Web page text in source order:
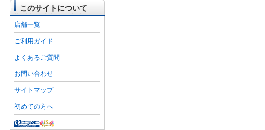
このサイトについて
店舗一覧
ご利用ガイド
よくあるご質問
お問い合わせ
サイトマップ
初めての方へ